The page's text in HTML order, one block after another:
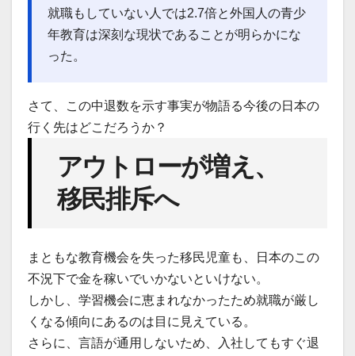
就職もしていない人では2.7倍と外国人の青少
年教育は深刻な現状であることが明らかにな
った。
さて、この中退数を示す事実が物語る今後の日本の
行く先はどこだろうか？
アウトローが増え、
移民排斥へ
まともな教育機会を失った移民児童も、日本のこの
不況下で金を稼いでいかないといけない。
しかし、学習機会に恵まれなかったため就職が厳し
くなる傾向にあるのは目に見えている。
さらに、言語が通用しないため、入社してもすぐ退